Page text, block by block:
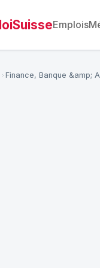
Emplois
Finance, Banque &amp;